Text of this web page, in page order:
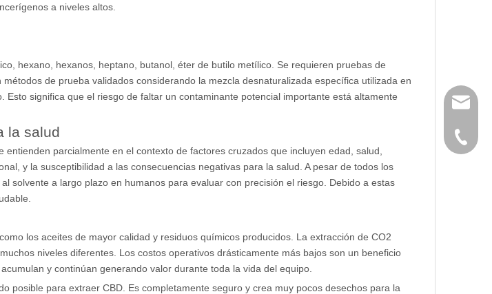
a niveles altos.
hexano, hexanos, heptano, butanol, éter de butilo metílico. Se requieren pruebas de
de prueba validados considerando la mezcla desnaturalizada específica utilizada en
significa que el riesgo de faltar un contaminante potencial importante está altamente
la salud
parcialmente en el contexto de factores cruzados que incluyen edad, salud,
y la susceptibilidad a las consecuencias negativas para la salud. A pesar de todos los
solvente a largo plazo en humanos para evaluar con precisión el riesgo. Debido a estas
los aceites de mayor calidad y residuos químicos producidos. La extracción de CO2
niveles diferentes. Los costos operativos drásticamente más bajos son un beneficio
y continúan generando valor durante toda la vida del equipo.
posible para extraer CBD. Es completamente seguro y crea muy pocos desechos para la
0086-